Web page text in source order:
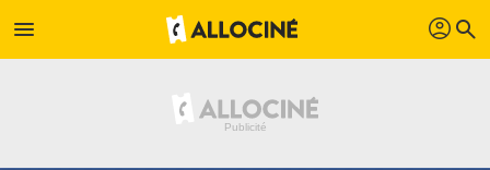
menu profil search